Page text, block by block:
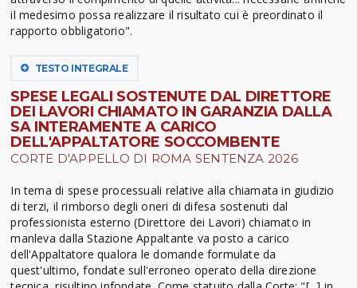
il medesimo possa realizzare il risultato cui è preordinato il
rapporto obbligatorio".
TESTO INTEGRALE
SPESE LEGALI SOSTENUTE DAL DIRETTORE
DEI LAVORI CHIAMATO IN GARANZIA DALLA
SA INTERAMENTE A CARICO
DELL'APPALTATORE SOCCOMBENTE
CORTE D'APPELLO DI ROMA SENTENZA 2026
In tema di spese processuali relative alla chiamata in giudizio
di terzi, il rimborso degli oneri di difesa sostenuti dal
professionista esterno (Direttore dei Lavori) chiamato in
manleva dalla Stazione Appaltante va posto a carico
dell'Appaltatore qualora le domande formulate da
quest'ultimo, fondate sull'erroneo operato della direzione